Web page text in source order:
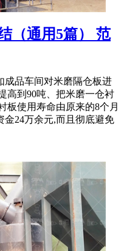
（通用5篇） 范
成品车间对米磨隔仓板进
高到90吨、把米磨一仓衬
板使用寿命由原来的8个月
金24万余元,而且彻底避免